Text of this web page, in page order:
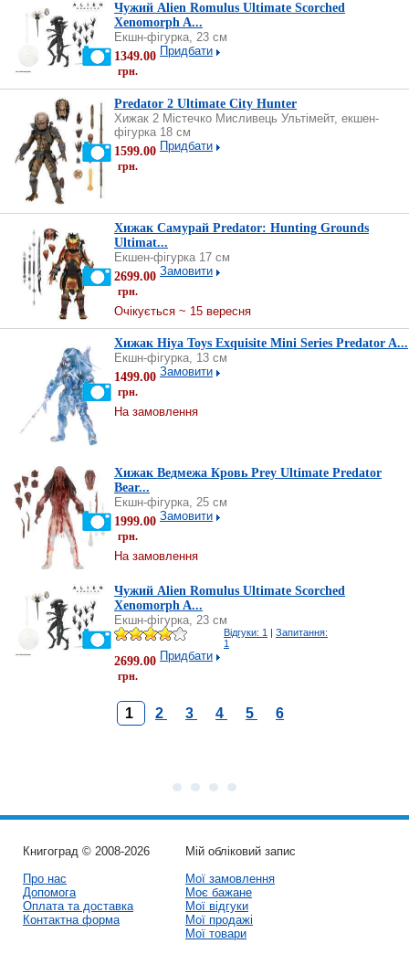
Чужий Alien Romulus Ultimate Scorched
Xenomorph A...
Екшн-фігурка, 23 см
1349.00
грн.
Придбати
Predator 2 Ultimate City Hunter
Хижак 2 Містечко Мисливець Ультімейт, екшен-
фігурка 18 см
1599.00
грн.
Придбати
Хижак Самурай Predator: Hunting Grounds
Ultimat...
Екшен-фігурка 17 см
2699.00
грн.
Замовити
Очікується ~ 15 вересня
Хижак Hiya Toys Exquisite Mini Series Predator A...
Екшн-фігурка, 13 см
1499.00
грн.
Замовити
На замовлення
Хижак Ведмежа Кровь Prey Ultimate Predator
Bear...
Екшн-фігурка, 25 см
1999.00
грн.
Замовити
На замовлення
Чужий Alien Romulus Ultimate Scorched
Xenomorph A...
Екшн-фігурка, 23 см
Відгуки: 1 | Запитання:
1
2699.00
грн.
Придбати
1 2 3 4 5 6
Книгоград © 2008-2026
Про нас
Допомога
Оплата та доставка
Контактна форма
Мій обліковий запис
Мої замовлення
Моє бажане
Мої відгуки
Мої продажі
Мої товари